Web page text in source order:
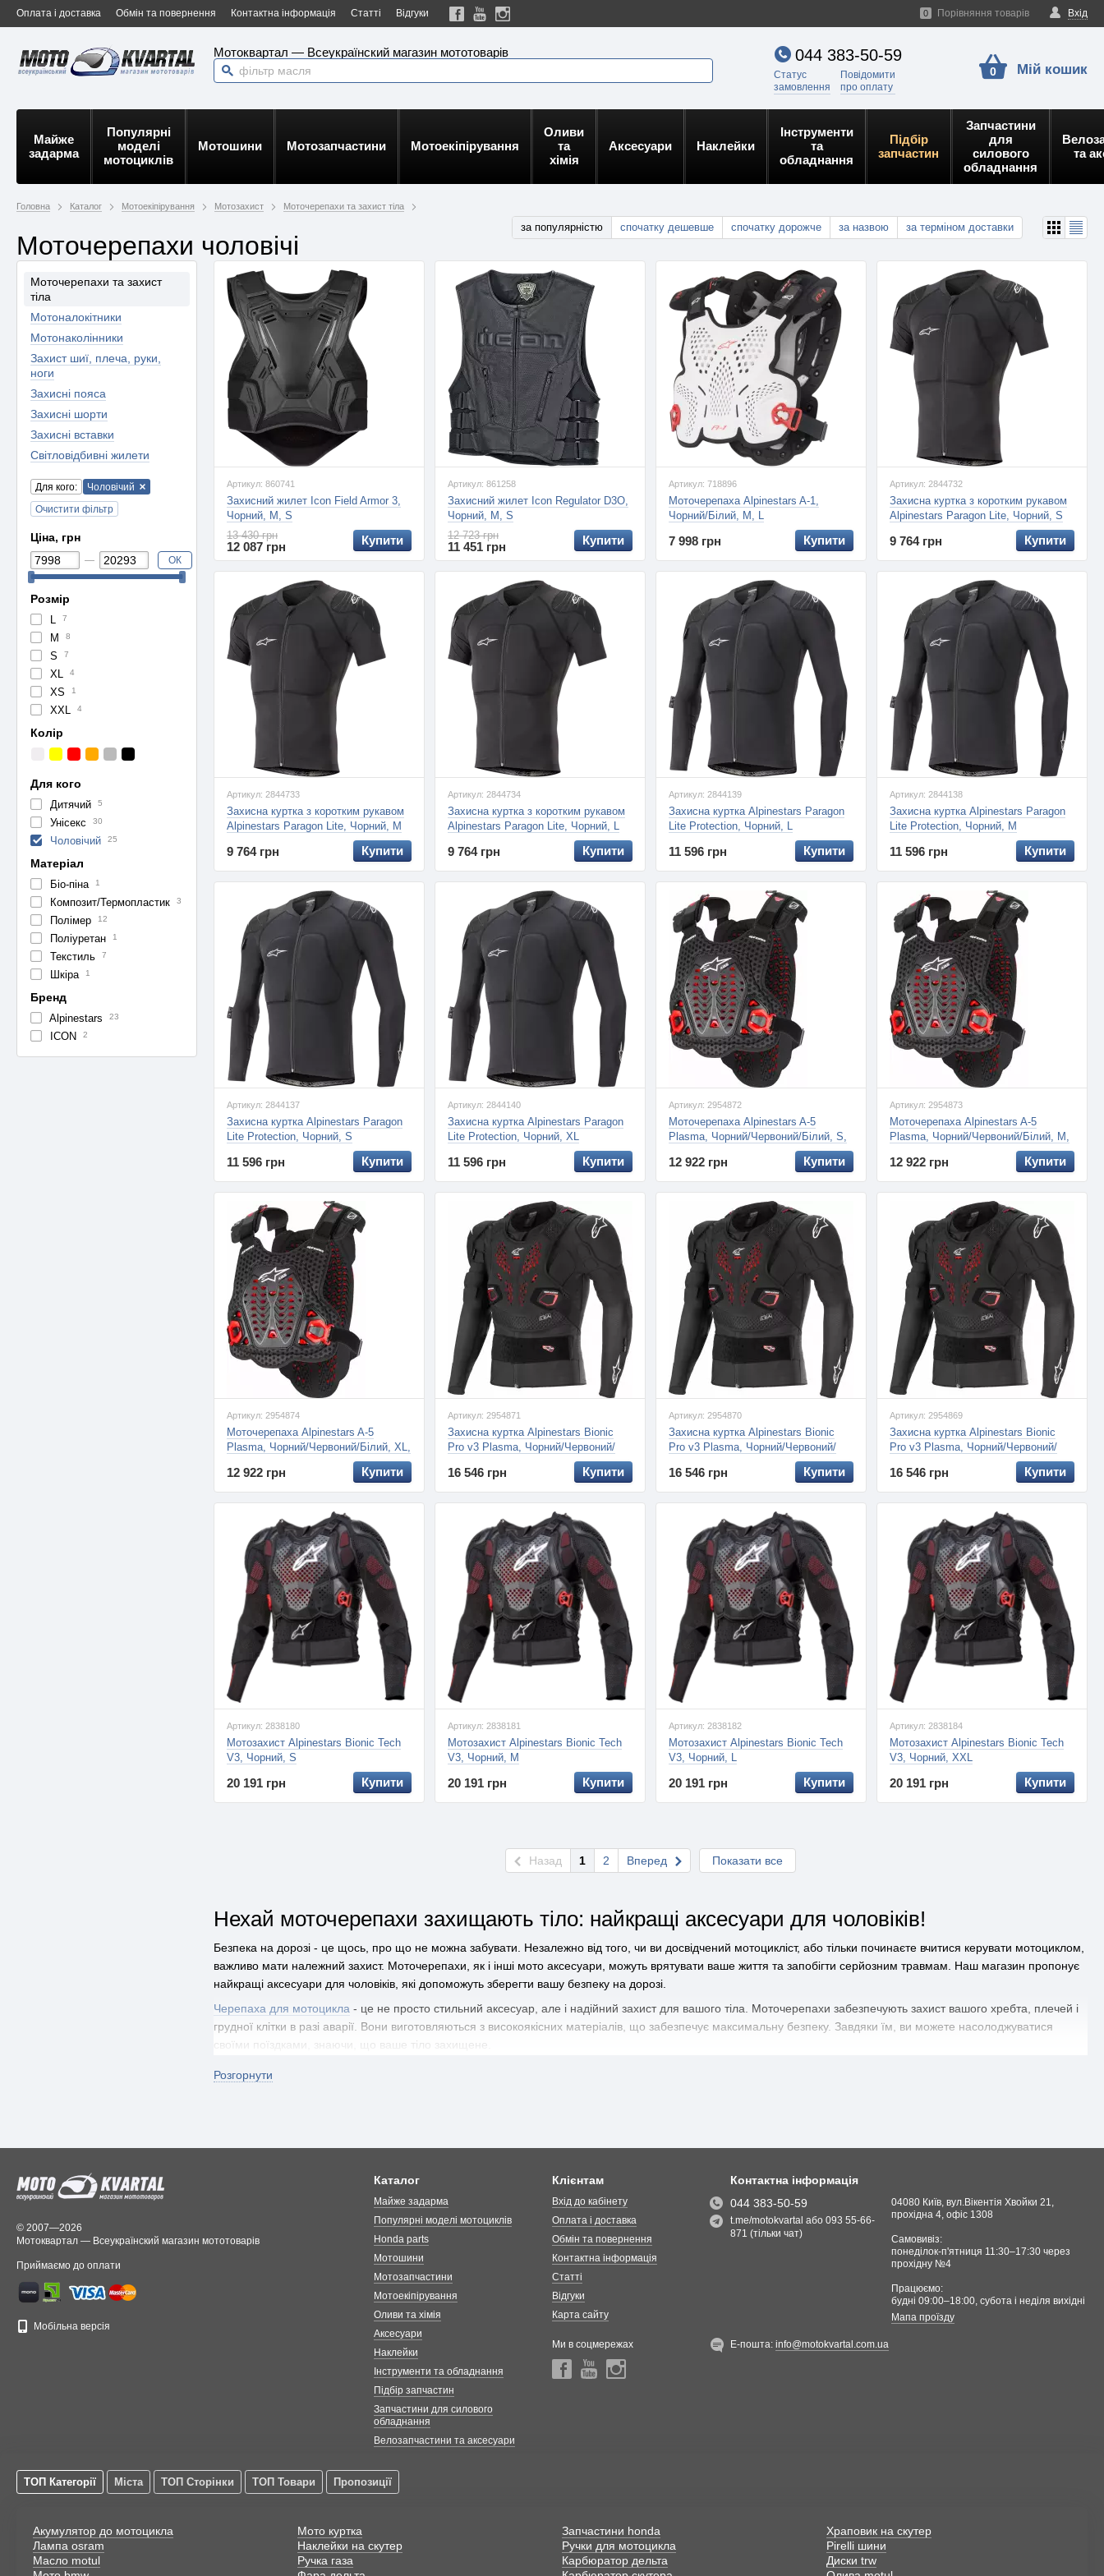
Оплата і доставка Обмін та повернення Контактна інформація Статті Відгуки Вхід
0 Порівняння товарів
Мотоквартал — Всеукраїнский магазин мототоварів 044 383-50-59
Статус
замовлення
Повідомити
про оплату
0 Мій кошик
Майже
задарма
Популярні
моделі
мотоциклів
Мотошини Мотозапчастини Мотоекіпірування
Оливи
та
хімія
Аксесуари Наклейки
Інструменти
та
обладнання
Підбір
запчастин
Запчастини
для
силового
обладнання
та
Головна Каталог Мотоекіпірування Мотозахист Моточерепахи та захист тіла
Моточерепахи чоловічі
Нехай моточерепахи захищають тіло: найкращі аксесуари для чоловіків!
Безпека на дорозі - це щось, про що не можна забувати. Незалежно від того, чи ви досвідчений мотоцикліст, або тільки починаєте вчитися керувати мотоциклом,
важливо мати належний захист. Моточерепахи, як і інші мото аксесуари, можуть врятувати ваше життя та запобігти серйозним травмам. Наш магазин пропонує
найкращі аксесуари для чоловіків, які допоможуть зберегти вашу безпеку на дорозі.
Черепаха для мотоцикла - це не просто стильний аксесуар, але і надійний захист для вашого тіла. Моточерепахи забезпечують захист вашого хребта, плечей і
грудної клітки в разі аварії. Вони виготовляються з високоякісних матеріалів, що забезпечує максимальну безпеку. Завдяки їм, ви можете насолоджуватися
своїми поїздками, знаючи, що ваше тіло захищене.
Мото магазин Motokvartal
Вам не потрібно їхати по різних магазинах, витрачати свій час і зусилля. Ми пропонуємо швидку доставку і гарантію якості на всі наші товари. Замовляйте
Розгорнути
за популярністю спочатку дешевше спочатку дорожче за назвою за терміном доставки
Артикул: 860741
Захисний жилет Icon Field Armor 3,
Чорний, M, S
13 430 грн
12 087 грн Купити
Артикул: 861258
Захисний жилет Icon Regulator D3O,
Чорний, M, S
12 723 грн
11 451 грн Купити
Артикул: 718896
Моточерепаха Alpinestars A-1,
Чорний/Білий, M, L
7 998 грн Купити
Артикул: 2844732
Захисна куртка з коротким рукавом
Alpinestars Paragon Lite, Чорний, S
9 764 грн Купити
Артикул: 2844733
Захисна куртка з коротким рукавом
Alpinestars Paragon Lite, Чорний, M
9 764 грн Купити
Артикул: 2844734
Захисна куртка з коротким рукавом
Alpinestars Paragon Lite, Чорний, L
9 764 грн Купити
Артикул: 2844139
Захисна куртка Alpinestars Paragon
Lite Protection, Чорний, L
11 596 грн Купити
Артикул: 2844138
Захисна куртка Alpinestars Paragon
Lite Protection, Чорний, M
11 596 грн Купити
Артикул: 2844137
Захисна куртка Alpinestars Paragon
Lite Protection, Чорний, S
11 596 грн Купити
Артикул: 2844140
Захисна куртка Alpinestars Paragon
Lite Protection, Чорний, XL
11 596 грн Купити
Артикул: 2954872
Моточерепаха Alpinestars A-5
Plasma, Чорний/Червоний/Білий, S,
12 922 грн Купити
Артикул: 2954873
Моточерепаха Alpinestars A-5
Plasma, Чорний/Червоний/Білий, M,
12 922 грн Купити
Артикул: 2954874
Моточерепаха Alpinestars A-5
Plasma, Чорний/Червоний/Білий, XL,
12 922 грн Купити
Артикул: 2954871
Захисна куртка Alpinestars Bionic
Pro v3 Plasma, Чорний/Червоний/
16 546 грн Купити
Артикул: 2954870
Захисна куртка Alpinestars Bionic
Pro v3 Plasma, Чорний/Червоний/
16 546 грн Купити
Артикул: 2954869
Захисна куртка Alpinestars Bionic
Pro v3 Plasma, Чорний/Червоний/
16 546 грн Купити
Артикул: 2838180
Мотозахист Alpinestars Bionic Tech
V3, Чорний, S
20 191 грн Купити
Артикул: 2838181
Мотозахист Alpinestars Bionic Tech
V3, Чорний, M
20 191 грн Купити
Артикул: 2838182
Мотозахист Alpinestars Bionic Tech
V3, Чорний, L
20 191 грн Купити
Артикул: 2838184
Мотозахист Alpinestars Bionic Tech
V3, Чорний, XXL
20 191 грн Купити
Назад 1 2 Вперед Показати все
Моточерепахи та захист
тіла
Мотоналокітники
Мотонаколінники
Захист шиї, плеча, руки,
ноги
Захисні пояса
Захисні шорти
Захисні вставки
Світловідбивні жилети
Для кого:
Чоловічий
Очистити фільтр
Ціна, грн
ОК
Розмір
L 7
M 8
S 7
XL 4
XS 1
XXL 4
Колір
Для кого
Дитячий 5
Унісекс 30
Чоловічий 25
Матеріал
Біо-піна 1
Композит/Термопластик 3
Полімер 12
Поліуретан 1
Текстиль 7
Шкіра 1
Бренд
Alpinestars 23
ICON 2
© 2007—2026
Мотоквартал — Всеукраїнский магазин мототоварів
Приймаємо до оплати
Мобільна версія
Каталог
Майже задарма
Популярні моделі мотоциклів
Honda parts
Мотошини
Мотозапчастини
Мотоекіпірування
Оливи та хімія
Аксесуари
Наклейки
Інструменти та обладнання
Підбір запчастин
Запчастини для силового
обладнання
Велозапчастини та аксесуари
Клієнтам
Вхід до кабінету
Оплата і доставка
Обмін та повернення
Контактна інформація
Статті
Відгуки
Карта сайту
Ми в соцмережах
Контактна інформація
044 383-50-59
t.me/motokvartal або 093 55-66-
871 (тільки чат)
04080 Київ, вул.Вікентія Хвойки 21,
прохідна 4, офіс 1308
Самовивіз:
понеділок-п'ятниця 11:30–17:30 через
прохідну №4
Працюємо:
будні 09:00–18:00, cубота і неділя вихідні
Мапа проїзду
Е-пошта:info@motokvartal.com.ua
ТОП Категорії Міста ТОП Сторінки ТОП Товари Пропозиції
Акумулятор до мотоцикла
Лампа osram
Масло motul
Мото куртка
Наклейки на скутер
Ручка газа
Запчастини honda
Ручки для мотоцикла
Карбюратор дельта
Храповик на скутер
Pirelli шини
Диски trw